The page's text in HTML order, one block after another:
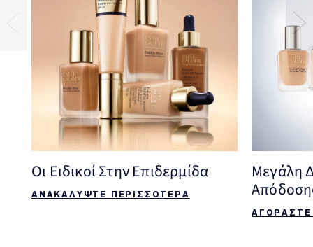
Οι Ειδικοί Στην Επιδερμίδα
ΑΝΑΚΑΛΥΨΤΕ ΠΕΡΙΣΣΟΤΕΡΑ
Μεγάλη